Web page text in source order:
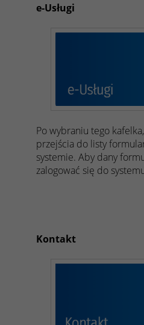
e-Usługi
Po wybraniu tego
przejścia do listy
systemie. Aby dany
zalogować się do
Kontakt